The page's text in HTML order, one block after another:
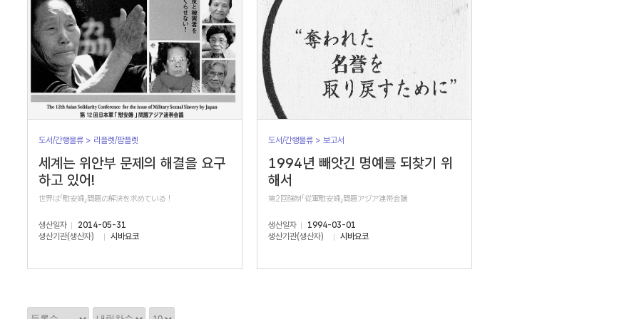
도서/간행물류 > 리플렛/팜플렛
세계는 위안부 문제의 해결을 요구
하고 있어!
世界は「慰安婦」問題の解決を求めている！
생산일자
2014-05-31
생산기관(생산자)
시바요코
도서/간행물류 > 보고서
1994년 빼앗긴 명예를 되찾기 위
해서
第2回強制「従軍慰安婦」問題アジア連帯会議
생산일자
1994-03-01
생산기관(생산자)
시바요코
정
정
정